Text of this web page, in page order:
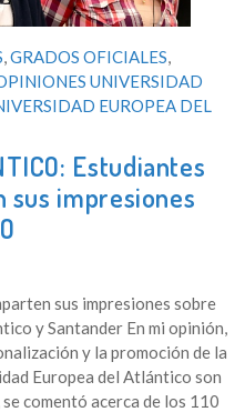
GRADOS OFICIALES
UNIVERSIDAD
EUROPEA DEL
Estudiantes
sus impresiones
sus impresiones sobre
y Santander En mi opinión,
y la promoción de la
Europea del Atlántico son
comentó acerca de los 110